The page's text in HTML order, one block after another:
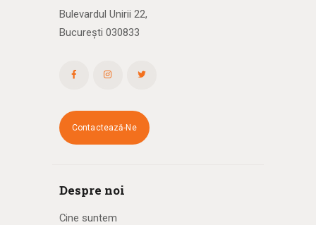
Bulevardul Unirii 22,
București 030833
Contactează-Ne
Despre noi
Cine suntem